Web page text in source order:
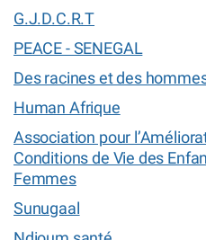
G.J.D.C.R.T
PEACE - SENEGAL
Des racines et des
Human Afrique
Association pour
Conditions de Vie des
Femmes
Sunugaal